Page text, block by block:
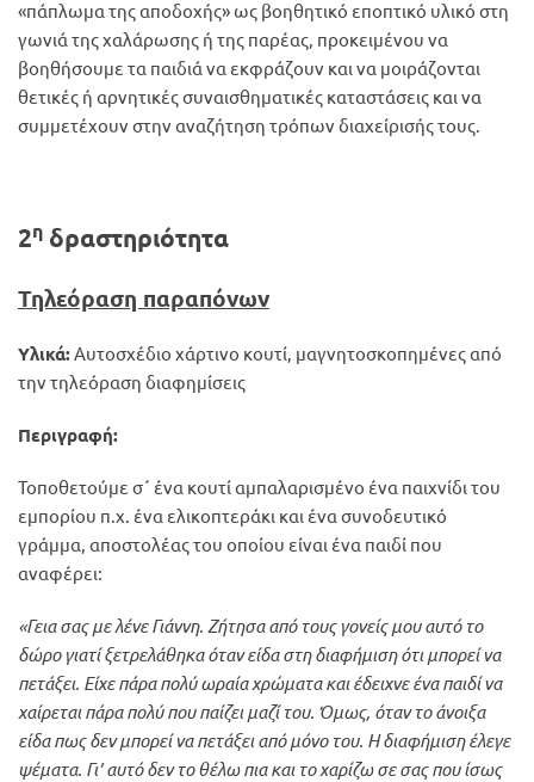
«πάπλωμα της αποδοχής» ως βοηθητικό εποπτικό υλικό στη
γωνιά της χαλάρωσης ή της παρέας, προκειμένου να
βοηθήσουμε τα παιδιά να εκφράζουν και να μοιράζονται
θετικές ή αρνητικές συναισθηματικές καταστάσεις και να
συμμετέχουν στην αναζήτηση τρόπων διαχείρισής τους.
2η δραστηριότητα
Τηλεόραση παραπόνων
Υλικά:Αυτοσχέδιο χάρτινο κουτί, μαγνητοσκοπημένες από
την τηλεόραση διαφημίσεις
Περιγραφή:
Τοποθετούμε σ΄ ένα κουτί αμπαλαρισμένο ένα παιχνίδι του
εμπορίου π.χ. ένα ελικοπτεράκι και ένα συνοδευτικό
γράμμα, αποστολέας του οποίου είναι ένα παιδί που
αναφέρει:
«Γεια σας με λένε Γιάννη. Ζήτησα από τους γονείς μου αυτό το
δώρο γιατί ξετρελάθηκα όταν είδα στη διαφήμιση ότι μπορεί να
πετάξει. Είχε πάρα πολύ ωραία χρώματα και έδειχνε ένα παιδί να
χαίρεται πάρα πολύ που παίζει μαζί του. Όμως, όταν το άνοιξα
είδα πως δεν μπορεί να πετάξει από μόνο του. Η διαφήμιση έλεγε
ψέματα. Γι’ αυτό δεν το θέλω πια και το χαρίζω σε σας που ίσως